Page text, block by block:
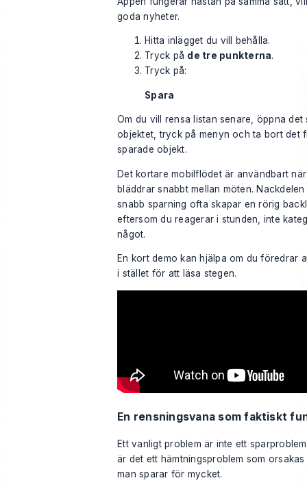
goda nyheter.
Hitta inlägget du vill behålla.
Tryck på de tre punkterna.
Tryck på:
Spara
Om du vill rensa listan senare, öppna det
objektet, tryck på menyn och ta bort det
sparade objekt.
Det kortare mobilflödet är användbart
bläddrar snabbt mellan möten.
snabb sparning ofta skapar en rörig
eftersom du reagerar i stunden, inte
något.
En kort demo kan hjälpa om du föredrar
i stället för att läsa stegen.
En rensningsvana som faktiskt
Ett vanligt problem är inte ett
är det ett hämtningsproblem som
man sparar för mycket.